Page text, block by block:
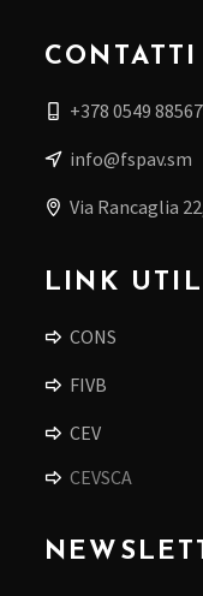
CONTATTI
+378 0549
info@fspav.sm
Via Rancaglia
LINK
CONS
FIVB
CEV
CEVSCA